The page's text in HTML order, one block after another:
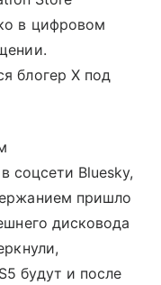
в цифровом
блогер X под
соцсети Bluesky,
пришло
дисковода
будут и после